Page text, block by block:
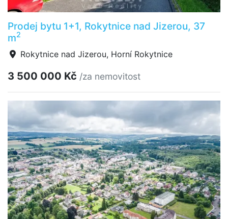
Prodej bytu 1+1, Rokytnice nad Jizerou, 37
m2
Rokytnice nad Jizerou, Horní Rokytnice
3 500 000 Kč /za nemovitost